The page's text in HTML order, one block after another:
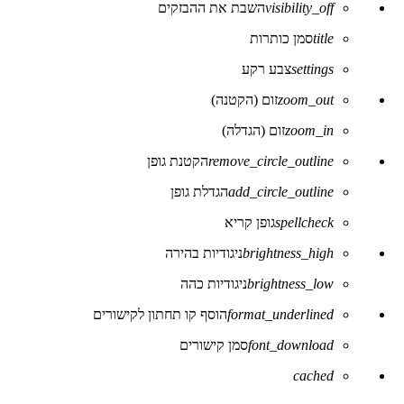
של
visibility_offהשבת את ההבזקים
titleסמן כותרות
settingsצבע רקע
zoom_outזום (הקטנה)
zoom_inזום (הגדלה)
remove_circle_outlineהקטנת גופן
add_circle_outlineהגדלת גופן
spellcheckגופן קריא
brightness_highניגודיות בהירה
brightness_lowניגודיות כהה
format_underlinedהוסף קו תחתון לקישורים
font_downloadסמן קישורים
לאפס
cached